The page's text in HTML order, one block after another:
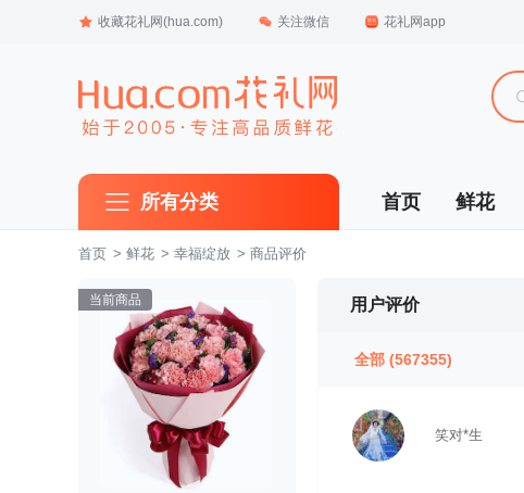
收藏花礼网(hua.com) 关注微信 花礼网app
所有分类 首页 鲜花
首页 > 鲜花 > 幸福绽放 > 商品评价
当前商品 用户评价
全部 (567355)
笑对*生